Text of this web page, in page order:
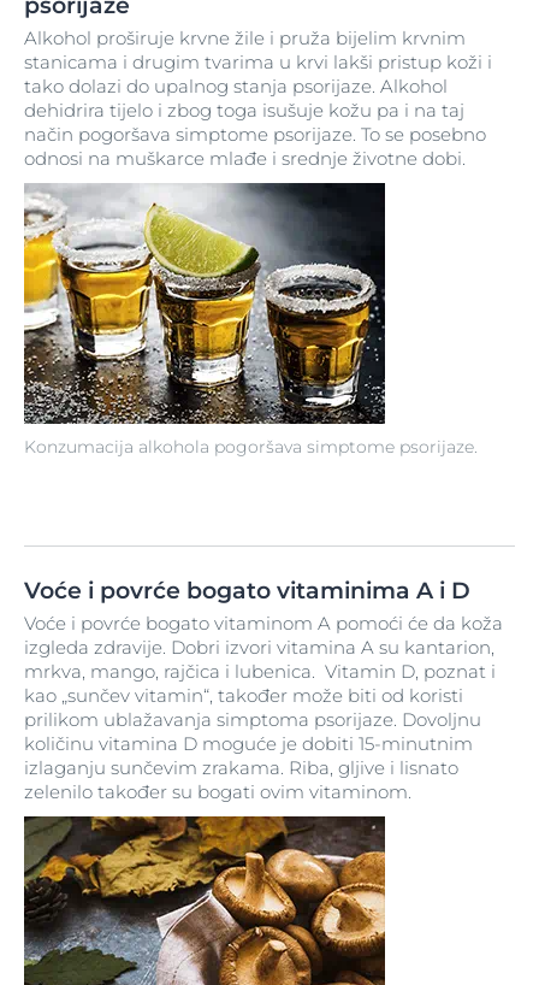
Konzumacija alkohola pogoršava simptome psorijaze.
Alkohol proširuje krvne žile i pruža bijelim krvnim
stanicama i drugim tvarima u krvi lakši pristup koži i
tako dolazi do upalnog stanja psorijaze. Alkohol
dehidrira tijelo i zbog toga isušuje kožu pa i na taj
način pogoršava simptome psorijaze. To se posebno
odnosi na muškarce mlađe i srednje životne dobi.
Voće i povrće bogato vitaminima A i D
Voće i povrće bogato vitaminom A pomoći će da koža
izgleda zdravije. Dobri izvori vitamina A su kantarion,
mrkva, mango, rajčica i lubenica. Vitamin D, poznat i
kao „sunčev vitamin“, također može biti od koristi
prilikom ublažavanja simptoma psorijaze. Dovoljnu
količinu vitamina D moguće je dobiti 15-minutnim
izlaganju sunčevim zrakama. Riba, gljive i lisnato
zelenilo također su bogati ovim vitaminom.